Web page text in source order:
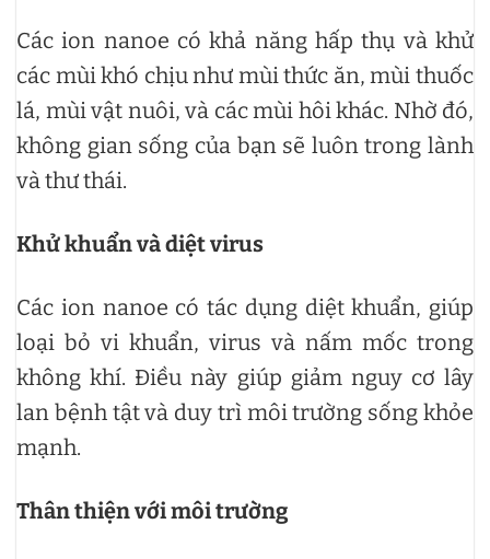
Các ion nanoe có khả năng hấp thụ và khử
các mùi khó chịu như mùi thức ăn, mùi thuốc
lá, mùi vật nuôi, và các mùi hôi khác. Nhờ đó,
không gian sống của bạn sẽ luôn trong lành
và thư thái.
Khử khuẩn và diệt virus
Các ion nanoe có tác dụng diệt khuẩn, giúp
loại bỏ vi khuẩn, virus và nấm mốc trong
không khí. Điều này giúp giảm nguy cơ lây
lan bệnh tật và duy trì môi trường sống khỏe
mạnh.
Thân thiện với môi trường